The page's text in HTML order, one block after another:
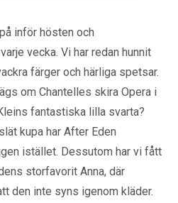
inför hösten och
vecka. Vi har redan hunnit
färger och härliga spetsar.
om Chantelles skira Opera i
fantastiska lilla svarta?
kupa har After Eden
istället. Dessutom har vi fått
storfavorit Anna, där
den inte syns igenom kläder.